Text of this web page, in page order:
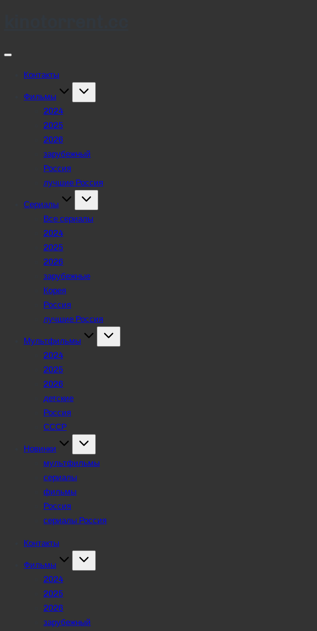
Контакты
Фильмы
2024
2025
2026
зарубежный
Россия
лучшие Россия
Сериалы
Все сериалы
2024
2025
2026
зарубежные
Корея
Россия
лучшие Россия
Мультфильмы
2024
2025
2026
детские
Россия
СССР
Новинки
мультфильмы
сериалы
фильмы
Россия
сериалы Россия
Контакты
Фильмы
2024
2025
2026
зарубежный